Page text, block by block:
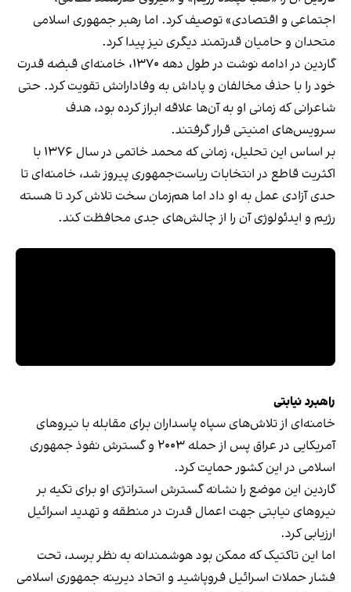
اجتماعی و اقتصادی» توصیف کرد. اما رهبر جمهوری اسلامی
متحدان و حامیان قدرتمند دیگری نیز پیدا کرد.
گاردین در ادامه نوشت در طول دهه ۱۳۷۰، خامنه‌ای قبضه قدرت
خود را با حذف مخالفان و پاداش به وفادارانش تقویت کرد. حتی
شاعرانی که زمانی او به آن‌ها علاقه ابراز کرده بود، هدف
سرویس‌های امنیتی قرار گرفتند.
بر اساس این تحلیل، زمانی که محمد خاتمی در سال ۱۳۷۶ با
اکثریت قاطع در انتخابات ریاست‌جمهوری پیروز شد، خامنه‌ای تا
حدی آزادی عمل به او داد اما هم‌زمان سخت تلاش کرد تا هسته
رژیم و ایدئولوژی آن را از چالش‌های جدی محافظت کند.
راهبرد نیابتی
خامنه‌ای از تلاش‌های سپاه پاسداران برای مقابله با نیروهای
آمریکایی در عراق پس از حمله ۲۰۰۳ و گسترش نفوذ جمهوری
اسلامی در این کشور حمایت کرد.
گاردین این موضع را نشانه گسترش استراتژی او برای تکیه بر
نیروهای نیابتی جهت اعمال قدرت در منطقه و تهدید اسرائیل
ارزیابی کرد.
اما این تاکتیک که ممکن بود هوشمندانه به نظر برسد، تحت
فشار حملات اسرائیل فروپاشید و اتحاد دیرینه جمهوری اسلامی